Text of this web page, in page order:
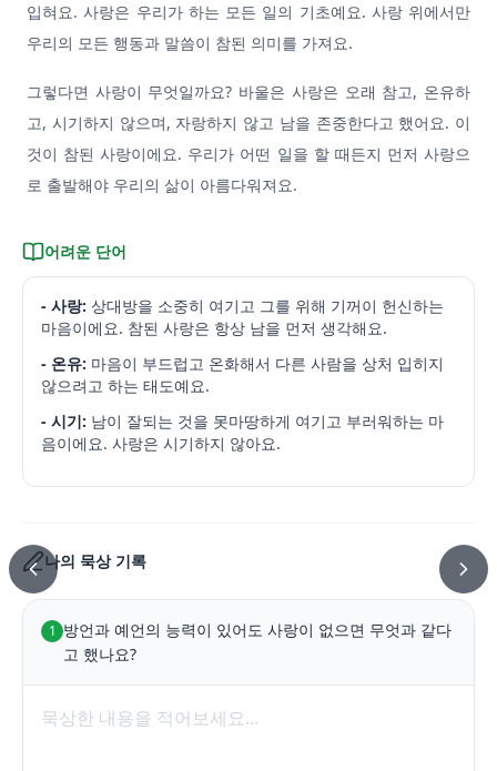
입혀요. 사랑은 우리가 하는 모든 일의 기초예요. 사랑 위에서만
우리의 모든 행동과 말씀이 참된 의미를 가져요.
그렇다면 사랑이 무엇일까요? 바울은 사랑은 오래 참고, 온유하
고, 시기하지 않으며, 자랑하지 않고 남을 존중한다고 했어요. 이
것이 참된 사랑이에요. 우리가 어떤 일을 할 때든지 먼저 사랑으
로 출발해야 우리의 삶이 아름다워져요.
어려운 단어
- 사랑: 상대방을 소중히 여기고 그를 위해 기꺼이 헌신하는
마음이에요. 참된 사랑은 항상 남을 먼저 생각해요.
- 온유: 마음이 부드럽고 온화해서 다른 사람을 상처 입히지
않으려고 하는 태도예요.
- 시기: 남이 잘되는 것을 못마땅하게 여기고 부러워하는 마
음이에요. 사랑은 시기하지 않아요.
나의 묵상 기록
1 방언과 예언의 능력이 있어도 사랑이 없으면 무엇과 같다
고 했나요?